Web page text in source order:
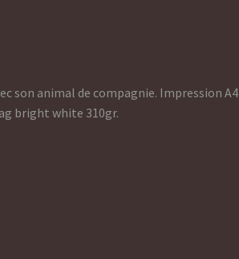
son animal de compagnie. Impression A4
bright white 310gr.